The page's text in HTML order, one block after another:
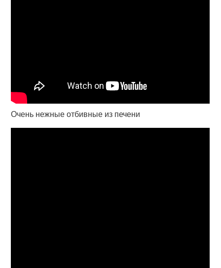
Очень нежные отбивные из печени